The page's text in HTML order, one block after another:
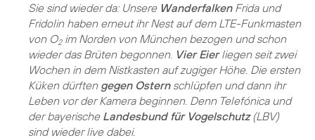
Sie sind wieder da: Unsere WanderfalkenFrida und
Fridolin haben erneut ihr Nest auf dem LTE-Funkmasten
von O2im Norden von München bezogen und schon
wieder das Brüten begonnen. Vier Eierliegen seit zwei
Wochen in dem Nistkasten auf zugiger Höhe. Die ersten
Küken dürften gegen Osternschlüpfen und dann ihr
Leben vor der Kamera beginnen. Denn Telefónica und
der bayerische Landesbund für Vogelschutz(LBV)
sind wieder live dabei.